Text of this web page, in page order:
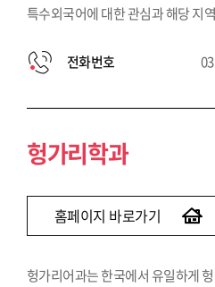
특수외국어에 대한 관심과 해당 지
전화번호
헝가리학과
홈페이지 바로가기
헝가리어과는 한국에서 유일하게